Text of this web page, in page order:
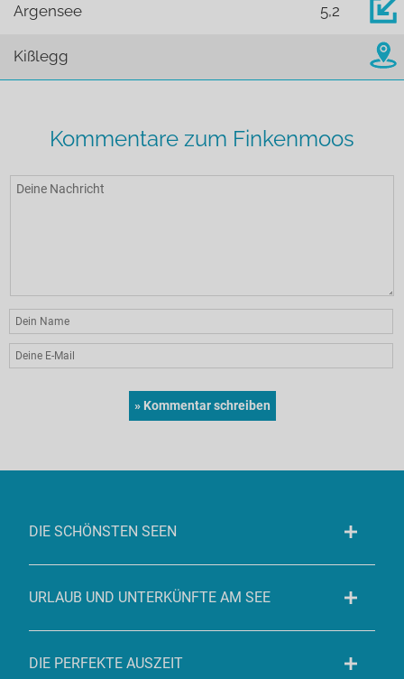
Argensee 5,2
Kißlegg
Kommentare zum Finkenmoos
DIE SCHÖNSTEN SEEN
URLAUB UND UNTERKÜNFTE AM SEE
DIE PERFEKTE AUSZEIT